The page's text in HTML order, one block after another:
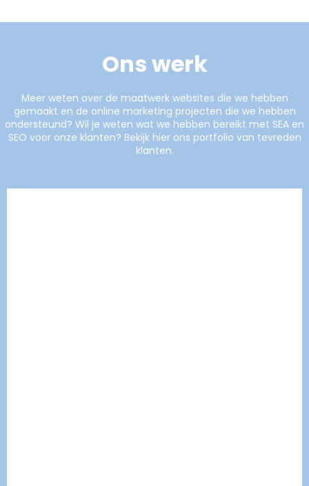
Ons werk
Meer weten over de maatwerk websites die we hebben
gemaakt en de online marketing projecten die we hebben
ondersteund? Wil je weten wat we hebben bereikt met SEA en
SEO voor onze klanten? Bekijk hier ons portfolio van tevreden
klanten.